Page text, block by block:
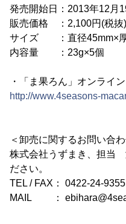
発売開始日：2013年12月
販売価格 ：2,100円(税抜)
サイズ ：直径45mm×
内容量 ：23g×5個
・「ま果ろん」オンライ
http://www.4seasons-
＜卸売に関するお問い合
株式会社うずまき、担当
ださい。
TEL / FAX： 0422-24-9355
MAIL ：